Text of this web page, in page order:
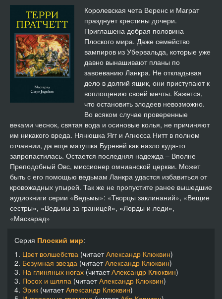
«Карпе Югулум» Хватай за горло - 14 - Хватай за горло_15
«Карпе Югулум» Хватай за горло - 15 - Хватай за горло_16
«Карпе Югулум» Хватай за горло - 16 - Хватай за горло_17
«Карпе Югулум» Хватай за горло - 17 - Хватай за горло_18
«Карпе Югулум» Хватай за горло - 18 - Хватай за горло_19
16:17
«Карпе Югулум» Хватай за горло - 19 - Хватай за горло_20
03:47
«Карпе Югулум» Хватай за горло - 20 - Хватай за горло_21
06:52
«Карпе Югулум» Хватай за горло - 21 - Хватай за горло_22
03:07
«Карпе Югулум» Хватай за горло - 22 - Хватай за горло_23
Королевская чета Веренс и Маграт
празднует крестины дочери.
Приглашена добрая половина
Плоского мира. Даже семейство
вампиров из Убервальда, которые уже
давно вынашивают планы по
завоеванию Ланкра. Не откладывая
дело в долгий ящик, они приступают к
воплощению своей мечты. Кажется,
что остановить злодеев невозможно.
Во всяком случае проверенные
веками чеснок, святая вода и осиновые колья, не причиняют
им никакого вреда. Нянюшка Ягг и Агнесса Нитт в полном
отчаянии, да еще матушка Буревей как назло куда-то
запропастилась. Остается последняя надежда – Вполне
Преподобный Овс, миссионер омнианской церкви. Может
быть с его помощью ведьмам Ланкра удастся избавиться от
кровожадных упырей. Так же не пропустите ранее вышедшие
аудиокниги серии «Ведьмы»: «Творцы заклинаний», «Вещие
сестры», «Ведьмы за границей», «Лорды и леди»,
«Маскарад»
Серия Плоский мир:
1. Цвет волшебства (читаетАлександр Клюквин)
2. Безумная звезда (читаетАлександр Клюквин)
3. На глиняных ногах (читаетАлександр Клюквин)
3. Посох и шляпа (читаетАлександр Клюквин)
4. Эрик (читаетАлександр Клюквин)